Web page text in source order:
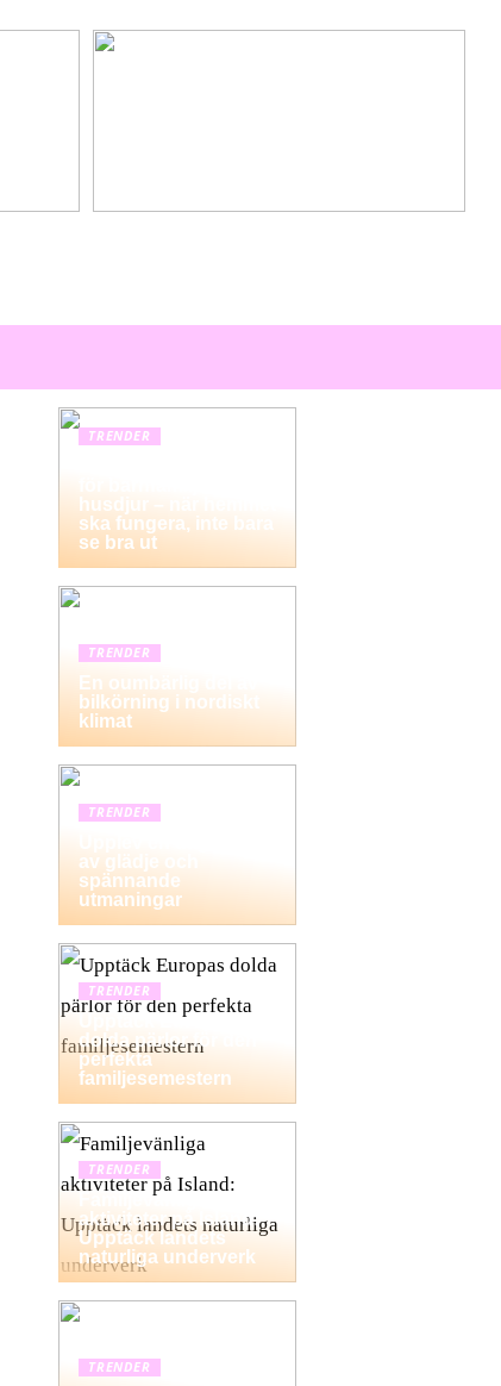
TRENDER
husdjur – när hemmet
ska fungera, inte bara
se bra ut
TRENDER
En oumbärlig del av
bilkörning i nordiskt
klimat
TRENDER
av glädje och
spännande
utmaningar
TRENDER
Upptäck Europas
dolda pärlor för den
perfekta
familjesemestern
TRENDER
Familjevänliga
aktiviteter på Island:
Upptäck landets
naturliga underverk
TRENDER